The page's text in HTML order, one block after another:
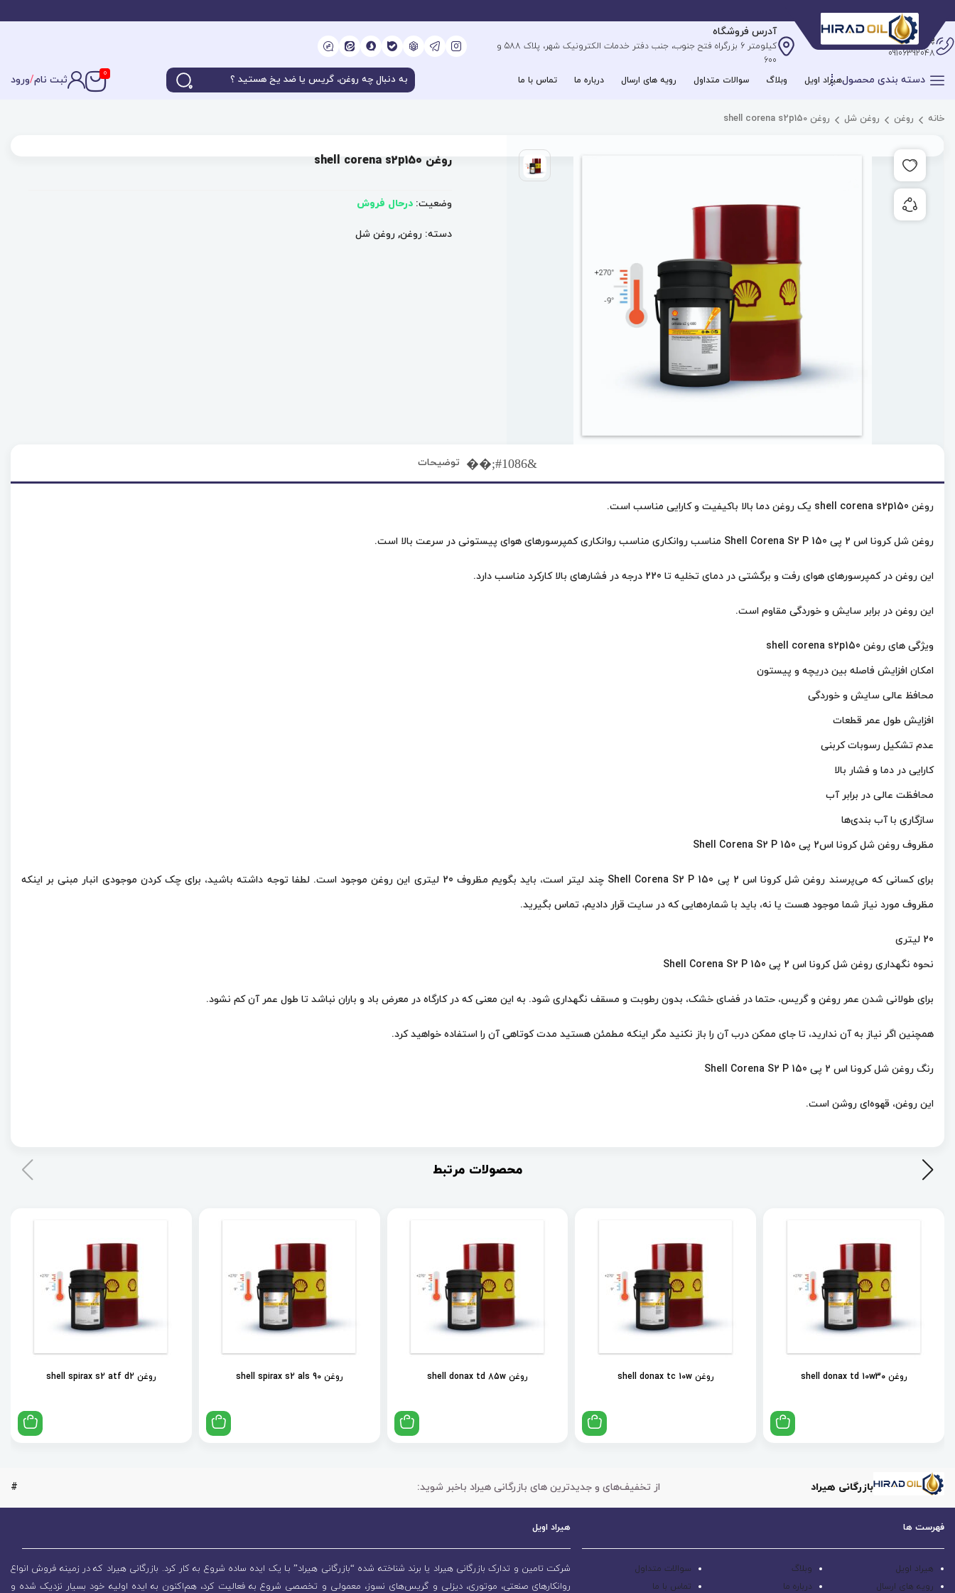
پشتیبانی آنلاین
09106392048
آدرس فروشگاه
کیلومتر 6 بزرگراه فتح جنوب، جنب دفتر خدمات الکترونیک شهر، پلاک 588 و
600
دسته بندی محصولهیراد اویل وبلاگ سوالات متداول رویه های ارسال درباره ما تماس با ما
0 ثبت نام/ورود
خانه روغن روغن شل روغن shell corena s2p150
به اشتراک گذاری محصول
روغن shell corena s2p150
وضعیت: درحال فروش
دسته: روغن, روغن شل
توضیحات
روغن shell corena s2p150 یک روغن دما بالا باکیفیت و کارایی مناسب است.
روغن شل کرونا اس 2 پی Shell Corena S2 P 150 مناسب روانکاری مناسب روانکاری کمپرسورهای هوای پیستونی در سرعت بالا است.
این روغن در کمپرسورهای هوای رفت و برگشتی در دمای تخلیه تا 220 درجه در فشارهای بالا کارکرد مناسب دارد.
این روغن در برابر سایش و خوردگی مقاوم است.
ویژگی های روغن shell corena s2p150
امکان افزایش فاصله بین دریچه و پیستون
محافظ عالی سایش و خوردگی
افزایش طول عمر قطعات
عدم تشکیل رسوبات کربنی
کارایی در دما و فشار بالا
محافظت عالی در برابر آب
سازگاری با آب بندی‌ها
مظروف روغن شل کرونا اس2 پی Shell Corena S2 P 150
برای کسانی که می‌پرسند روغن شل کرونا اس 2 پی Shell Corena S2 P 150 چند لیتر است، باید بگویم مظروف 20 لیتری این روغن موجود است. لطفا توجه داشته باشید، برای چک کردن موجودی انبار مبنی بر اینکه
مظروف مورد نیاز شما موجود هست یا نه، باید با شماره‌هایی که در سایت قرار دادیم، تماس بگیرید.
20 لیتری
نحوه نگهداری روغن شل کرونا اس 2 پی Shell Corena S2 P 150
برای طولانی شدن عمر روغن و گریس، حتما در فضای خشک، بدون رطوبت و مسقف نگهداری شود. به این معنی که در کارگاه در معرض باد و باران نباشد تا طول عمر آن کم نشود.
همچنین اگر نیاز به آن ندارید، تا جای ممکن درب آن را باز نکنید مگر اینکه مطمئن هستید مدت کوتاهی آن را استفاده خواهید کرد.
رنگ روغن شل کرونا اس 2 پی Shell Corena S2 P 150
این روغن، قهوه‌ای روشن است.
محصولات مرتبط
روغن shell donax td 10w30 روغن shell donax tc 10w روغن shell donax td 85w روغن shell spirax s2 als 90 روغن shell spirax s2 atf d2
بازرگانی هیراد از تخفیف‌های و جدیدترین های بازرگانی هیراد باخبر شوید: #
فهرست ها
هیراد اویل وبلاگ
سوالات متداول
رویه های ارسال
درباره ما تماس با ما
هیراد اویل
شرکت تامین و تدارک بازرگانی هیراد یا برند شناخته شده “بازرگانی هیراد” بـا یک ایده ساده شروع به کار کرد. بازرگانی هیراد که در زمینه فروش انواع
روانکارهای صنعتی، موتوری، دیزلی و گریس‌های نسوز، معمولی و تخصصی شروع به فعالیت کرد، هم‌اکنون به ایده اولیه خود بسیار نزدیک شده و